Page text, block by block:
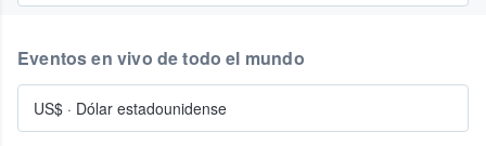
Eventos en vivo de todo el mundo
US$ · Dólar estadounidense